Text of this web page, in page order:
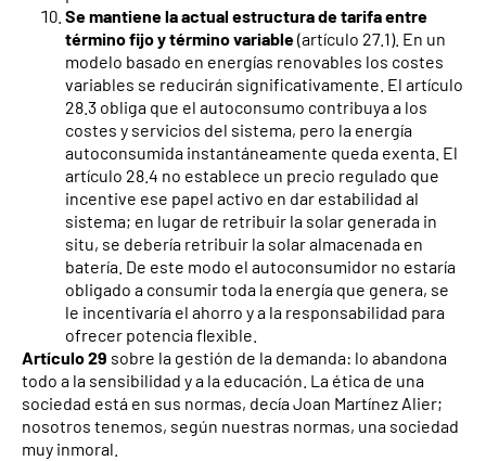
Se mantiene la actual estructura de tarifa entre
término fijo y término variable(artículo 27.1). En un
modelo basado en energías renovables los costes
variables se reducirán significativamente. El artículo
28.3 obliga que el autoconsumo contribuya a los
costes y servicios del sistema, pero la energía
autoconsumida instantáneamente queda exenta. El
artículo 28.4 no establece un precio regulado que
incentive ese papel activo en dar estabilidad al
sistema; en lugar de retribuir la solar generada in
situ, se debería retribuir la solar almacenada en
batería. De este modo el autoconsumidor no estaría
obligado a consumir toda la energía que genera, se
le incentivaría el ahorro y a la responsabilidad para
ofrecer potencia flexible.
Artículo 29 sobre la gestión de la demanda: lo abandona
todo a la sensibilidad y a la educación. La ética de una
sociedad está en sus normas, decía Joan Martínez Alier;
nosotros tenemos, según nuestras normas, una sociedad
muy inmoral.